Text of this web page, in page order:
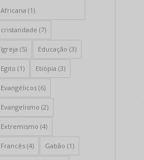
Africana (1)
cristandade (7)
Igreja (5) Educação (3)
Egito (1) Etiópia (3)
Evangélicos (6)
Evangelismo (2)
Extremismo (4)
Francês (4) Gabão (1)